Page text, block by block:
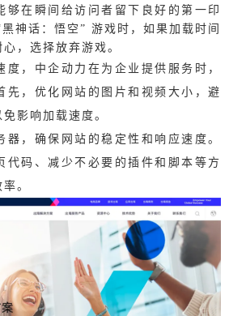
够在瞬间给访问者留下良好的第一印
神话： 悟空” 游戏时，如果加载时间
，选择放弃游戏。
度，中企动力在为企业提供服务时，
先，优化网站的图片和视频大小，避
影响加载速度。
器，确保网站的稳定性和响应速度。
代码、减少不必要的插件和脚本等方
。